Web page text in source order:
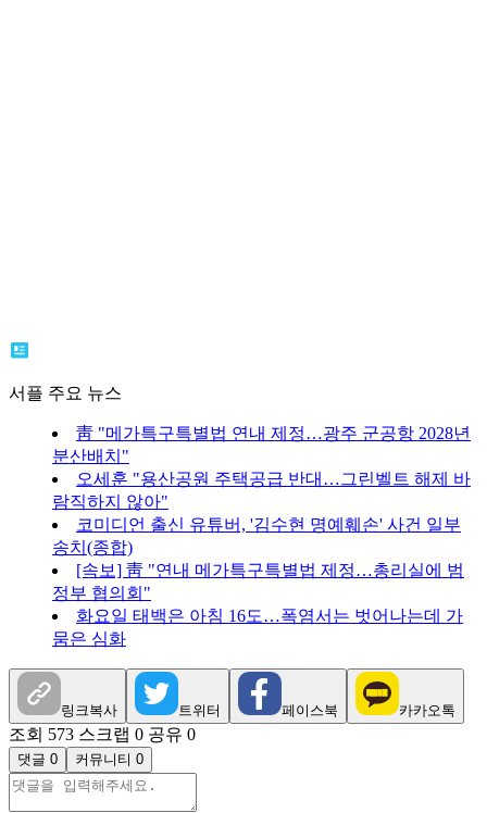
서플 주요 뉴스
靑 "메가특구특별법 연내 제정…광주 군공항 2028년
분산배치"
오세훈 "용산공원 주택공급 반대…그린벨트 해제 바
람직하지 않아"
코미디언 출신 유튜버, '김수현 명예훼손' 사건 일부
송치(종합)
[속보] 靑 "연내 메가특구특별법 제정…총리실에 범
정부 협의회"
화요일 태백은 아침 16도…폭염서는 벗어나는데 가
뭄은 심화
링크복사 트위터 페이스북 카카오톡
조회 573 스크랩 0 공유 0
댓글 0 커뮤니티 0